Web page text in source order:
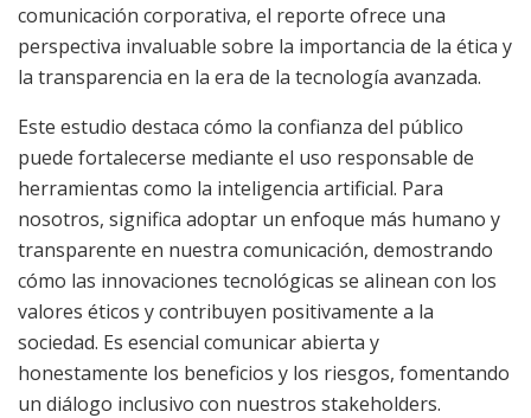
comunicación corporativa, el reporte ofrece una
perspectiva invaluable sobre la importancia de la ética y
la transparencia en la era de la tecnología avanzada.
Este estudio destaca cómo la confianza del público
puede fortalecerse mediante el uso responsable de
herramientas como la inteligencia artificial. Para
nosotros, significa adoptar un enfoque más humano y
transparente en nuestra comunicación, demostrando
cómo las innovaciones tecnológicas se alinean con los
valores éticos y contribuyen positivamente a la
sociedad. Es esencial comunicar abierta y
honestamente los beneficios y los riesgos, fomentando
un diálogo inclusivo con nuestros stakeholders.